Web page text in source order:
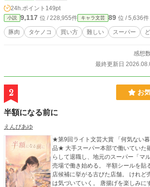
24h.ポイント 149pt
小説 9,117 位 / 228,955件 キャラ文芸 89 位 / 5,636件
豚肉 タケノコ 買い方 難しい スーパー
感想
最終更新日
2 お
半額になる前に
えんびあゆ
★第9回ライト文芸大賞 「何気ない
品★ 大手スーパー本部で働いていた篠宮京子は、心をすり減
らして退職し、地元のスーパー「マ
売場で働き始める。 半額シールを貼る夜、売れ残る弁当、閉
店候補に挙がる古びた店舗。 けれど
は気づいていく。 唐揚げを楽しみにする母子。 イートインで